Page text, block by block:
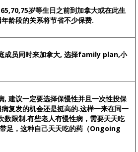
岁等生日之前到加拿大或在此生
龄段的关系将节省不少保费.
成员同时来加拿大, 选择family plan,小
, 建议一定要选择保慢性并且一次性投保
复发的机会还是挺高的.这样一来在同一
数限制.有些老人有慢性病，需要天天吃
足，这种自己天天吃的药（Ongoing